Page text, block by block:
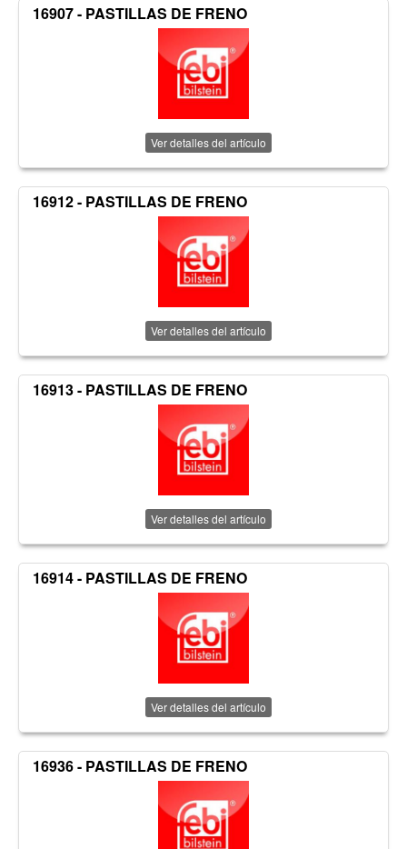
16907 - PASTILLAS DE FRENO
Ver detalles del artículo
16912 - PASTILLAS DE FRENO
Ver detalles del artículo
16913 - PASTILLAS DE FRENO
Ver detalles del artículo
16914 - PASTILLAS DE FRENO
Ver detalles del artículo
16936 - PASTILLAS DE FRENO